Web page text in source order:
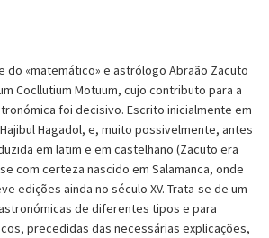
do «matemático» e astrólogo Abraão Zacuto
Cocllutium Motuum, cujo contributo para a
foi decisivo. Escrito inicialmente em
Hagadol, e, muito possivelmente, antes
em latim e em castelhano (Zacuto era
com certeza nascido em Salamanca, onde
edições ainda no século XV. Trata-se de um
de diferentes tipos e para
precedidas das necessárias explicações,